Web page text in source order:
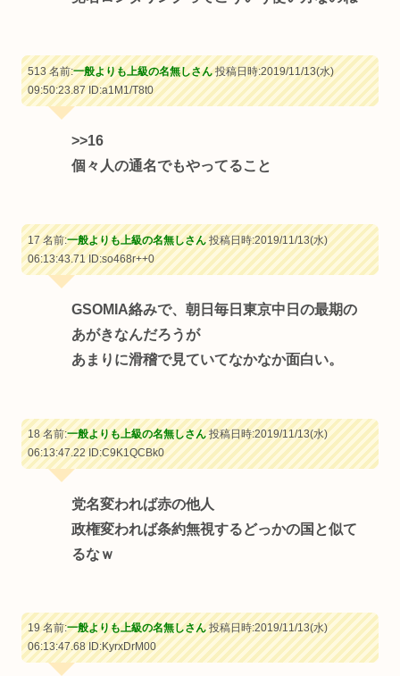
513 名前:一般よりも上級の名無しさん投稿日時:2019/11/13(水)
09:50:23.87ID:a1M1/T8t0
>>16
個々人の通名でもやってること
17 名前:一般よりも上級の名無しさん投稿日時:2019/11/13(水)
06:13:43.71ID:so468r++0
GSOMIA絡みで、朝日毎日東京中日の最期の
あがきなんだろうが
あまりに滑稽で見ていてなかなか面白い。
18 名前:一般よりも上級の名無しさん投稿日時:2019/11/13(水)
06:13:47.22ID:C9K1QCBk0
党名変われば赤の他人
政権変われば条約無視するどっかの国と似て
るなｗ
19 名前:一般よりも上級の名無しさん投稿日時:2019/11/13(水)
06:13:47.68ID:KyrxDrM00